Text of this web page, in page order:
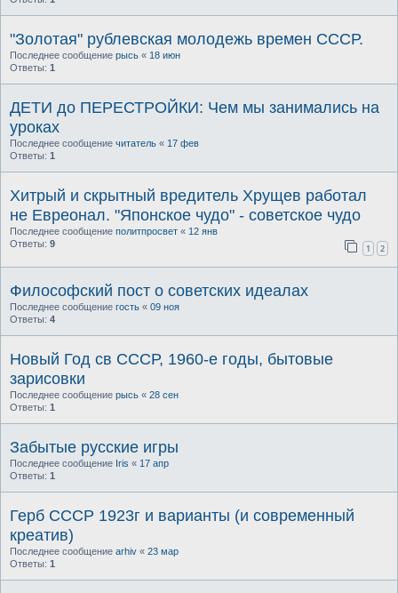
"Золотая" рублевская молодежь времен СССР.
Последнее сообщение рысь « 18 июн
Ответы: 1
ДЕТИ до ПЕРЕСТРОЙКИ: Чем мы занимались на
уроках
Последнее сообщение читатель « 17 фев
Ответы: 1
Хитрый и скрытный вредитель Хрущев работал
не Евреонал. "Японское чудо" - советское чудо
Последнее сообщение политпросвет « 12 янв
Ответы: 9 1 2
Философский пост о советских идеалах
Последнее сообщение гость « 09 ноя
Ответы: 4
Новый Год св СССР, 1960-е годы, бытовые
зарисовки
Последнее сообщение рысь « 28 сен
Ответы: 1
Забытые русские игры
Последнее сообщение Iris « 17 апр
Ответы: 1
Герб СССР 1923г и варианты (и современный
креатив)
Последнее сообщение arhiv « 23 мар
Ответы: 1